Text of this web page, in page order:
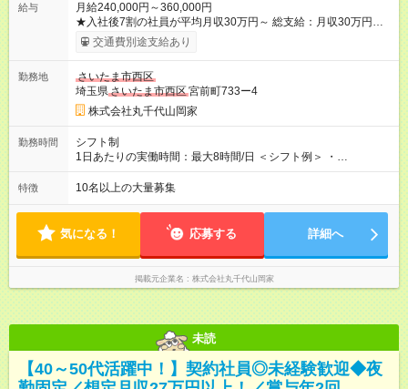
給与
月給240,000円～360,000円
★入社後7割の社員が平均月収30万円～ 総支給：月収30万円～
35万円 （内訳例） 基本給 24万円～ 残業手当 5万円～6万円
（1分単位で全額支給）（月30時間想定） 深夜手当 1万円～2
※勤務時間により深夜割増手当支給 ◎残業代は1分単位で全額支
給！ ◎固定残業代なし ◎入社時の給与は経験やスキルなどを考
慮して決定します。 ◎残業代は別途全額支給します。 ＼昇格に
合わせてしっかり給与UP／ ◎一般社員：月収30万円～36万円 ※
⽉30時間分の残業時間および深夜⼿当を含んだ想定給与です ◎
店長：45万円以上 ◎ミドル店長：46万円以上 ◎ミドル店長（最
ェック等、客観的な評価によって、昇格していきます。 【試用
期間】試用期間あり 試用期間の長さ：3ヶ月 雇用形態、給与は
本採用時と同じです。 ＜研修体制に自信あり！＞ 入社後は、研
修センターで基本から学び直すことが可能です。配属後も、ベ
テランスタッフがマンツーマンでサポート。さらに、1ヶ月後に
は再び研修センターで調理技術を磨く集中研修を受けられるの
交通費別途支給あり
勤務地
さいたま市西区
埼玉県さいたま市西区宮前町733ー4
株式会社丸千代山岡家
勤務時間
シフト制
1日あたりの実働時間：最大8時間/日 ＜シフト例＞ ・
9:00~18:00（早番固定） ・12:00~21:00（遅番固定） ・18:00~
翌3:00（夜勤固定） ※2週間～1ヶ月ごとにローテーション ※24
30時間前後（1~2時間 / 日）
特徴 10名以上の大量募集
気になる！ 応募する 詳細へ
掲載元企業名 株式会社丸千代山岡家
未読
【40～50代活躍中！】契約社員◎未経験歓迎◆夜